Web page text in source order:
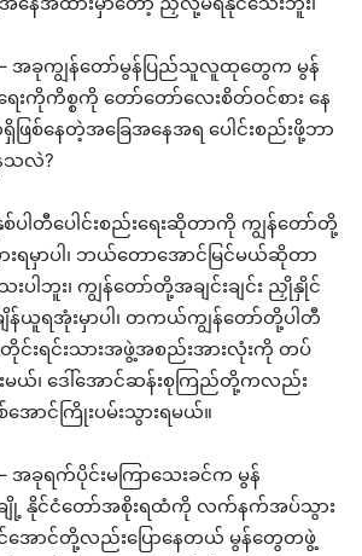
– အခုကျွန်တော်မွန်ပြည်သူလူထုတွေက မွန်
ေးကိုကိစ္စကို တော်တော်လေးစိတ်ဝင်စား နေ
ြစ်နေတဲ့အခြေအနေအရ ပေါင်းစည်းဖို့ဘာ
သလဲ?
စ်ပါတီပေါင်းစည်းရေးဆိုတာကို ကျွန်တော်တို့
မှာပါ၊ ဘယ်တောအောင်မြင်မယ်ဆိုတာ
းပါဘူး၊ ကျွန်တော်တို့အချင်းချင်း ညှိုနှိုင်
ျိန်ယူရအုံးမှာပါ၊ တကယ်ကျွန်တော်တို့ပါတီ
င်းရင်းသားအဖွဲ့အစည်းအားလုံးကို တပ်
းမယ်၊ ဒေါ်အောင်ဆန်းစုကြည်တို့ကလည်း
ောင်ကြိုးပမ်းသွားရမယ်။
အခုရက်ပိုင်းမကြာသေးခင်က မွန်
နိုင်ငံတော်အစိုးရထံကို လက်နက်အပ်သွား
အောင်တို့လည်းပြောနေတယ် မွန်တွေတဖွဲ့